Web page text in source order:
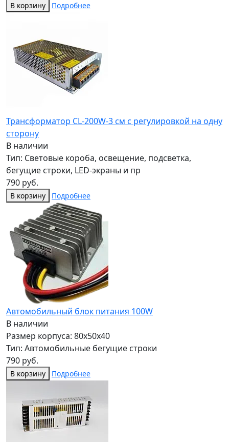
В корзину Подробнее
Трансформатор CL-200W-3 см с регулировкой на одну
сторону
В наличии
Тип: Световые короба, освещение, подсветка,
бегущие строки, LED-экраны и пр
790 руб.
В корзину Подробнее
Автомобильный блок питания 100W
В наличии
Размер корпуса: 80x50x40
Тип: Автомобильные бегущие строки
790 руб.
В корзину Подробнее